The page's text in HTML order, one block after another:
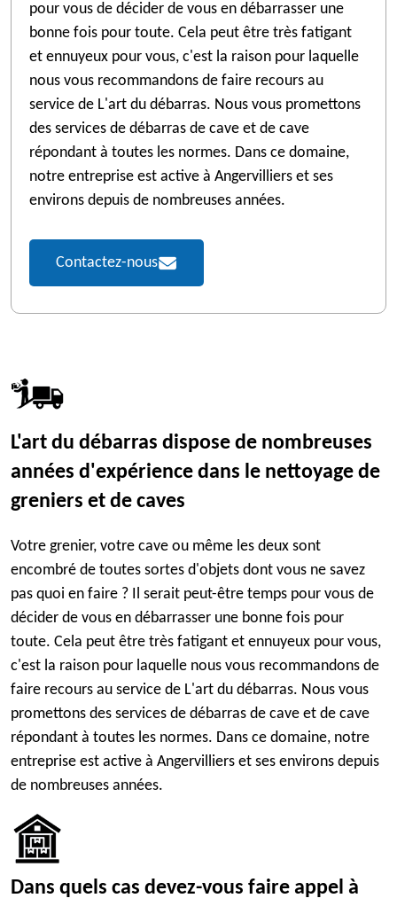
pour vous de décider de vous en débarrasser une
bonne fois pour toute. Cela peut être très fatigant
et ennuyeux pour vous, c'est la raison pour laquelle
nous vous recommandons de faire recours au
service de L'art du débarras. Nous vous promettons
des services de débarras de cave et de cave
répondant à toutes les normes. Dans ce domaine,
notre entreprise est active à Angervilliers et ses
environs depuis de nombreuses années.
Contactez-nous
L'art du débarras dispose de nombreuses
années d'expérience dans le nettoyage de
greniers et de caves
Votre grenier, votre cave ou même les deux sont
encombré de toutes sortes d'objets dont vous ne savez
pas quoi en faire ? Il serait peut-être temps pour vous de
décider de vous en débarrasser une bonne fois pour
toute. Cela peut être très fatigant et ennuyeux pour vous,
c'est la raison pour laquelle nous vous recommandons de
faire recours au service de L'art du débarras. Nous vous
promettons des services de débarras de cave et de cave
répondant à toutes les normes. Dans ce domaine, notre
entreprise est active à Angervilliers et ses environs depuis
de nombreuses années.
Dans quels cas devez-vous faire appel à